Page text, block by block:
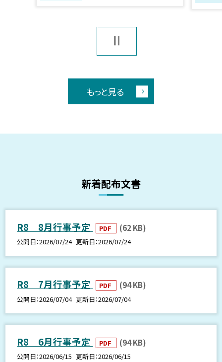
もっと見る
新着配布文書
R8 8月行事予定 PDF (62 KB)
公開日 2026/07/24 更新日 2026/07/24
R8 7月行事予定 PDF (94 KB)
公開日 2026/07/04 更新日 2026/07/04
R8 6月行事予定 PDF (94 KB)
公開日 2026/06/15 更新日 2026/06/15